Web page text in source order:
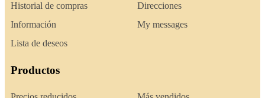
Historial de compras
Información
Lista de deseos
Direcciones
My messages
Productos